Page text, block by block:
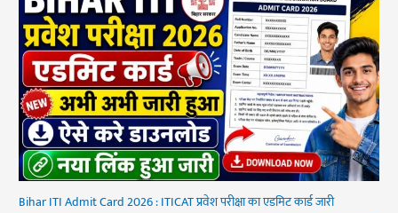
Bihar ITI Admit Card 2026 : ITICAT प्रवेश परीक्षा का एडमिट कार्ड जारी